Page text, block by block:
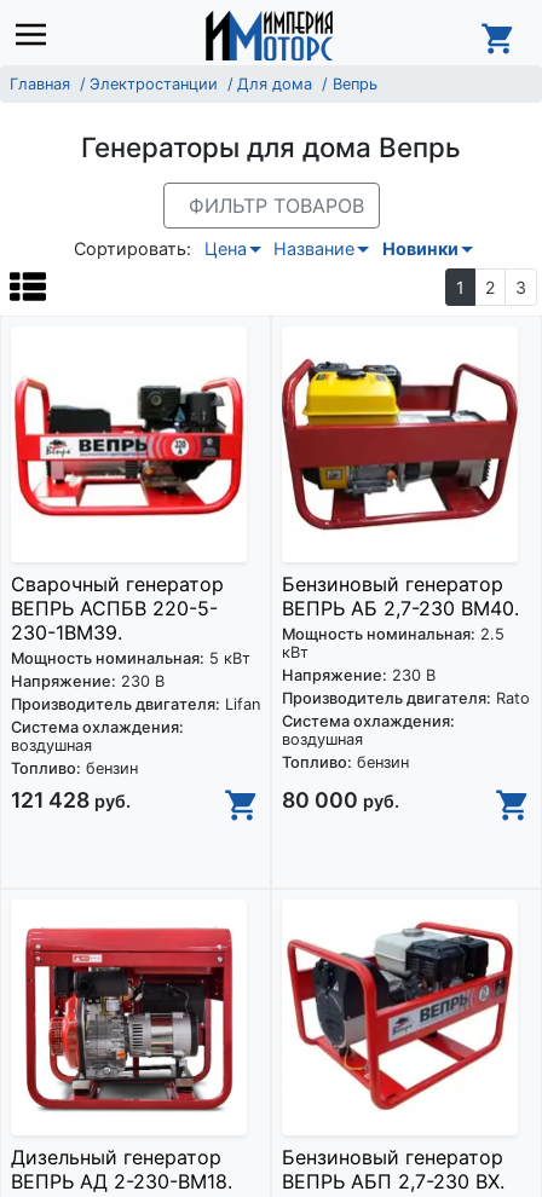
Главная Электростанции Для дома Вепрь
Генераторы для дома Вепрь
ФИЛЬТР ТОВАРОВ
Сортировать: Цена Название
Новинки
1
2 3
Сварочный генератор
ВЕПРЬ АСПБВ 220-5-
230-1ВМ39.
Мощность номинальная: 5 кВт
Напряжение: 230 В
Производитель двигателя: Lifan
Система охлаждения:
воздушная
Топливо: бензин
121 428 руб.
Бензиновый генератор
ВЕПРЬ АБ 2,7-230 ВМ40.
Мощность номинальная: 2.5
кВт
Напряжение: 230 В
Производитель двигателя: Rato
Система охлаждения:
воздушная
Топливо: бензин
80 000 руб.
Дизельный генератор
ВЕПРЬ АД 2-230-ВМ18.
Бензиновый генератор
ВЕПРЬ АБП 2,7-230 ВХ.